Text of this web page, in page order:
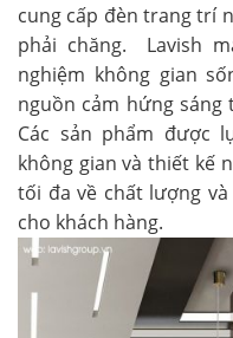
cung cấp đèn trang trí
phải chăng. Lavish
nghiệm không gian
nguồn cảm hứng sáng
Các sản phẩm được
không gian và thiết kế
tối đa về chất lượng
cho khách hàng.